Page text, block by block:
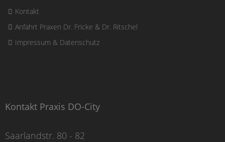
Kontakt
Anfahrt Praxen Dr. Fricke & Dr. Ritschel
Impressum & Datenschutz
Kontakt Praxis DO-City
Saarlandstr. 80 - 82